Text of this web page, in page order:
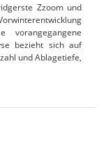
Zzoom und
bezieht sich auf
und Ablagetiefe,